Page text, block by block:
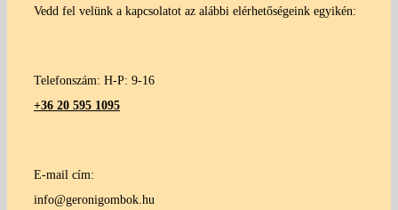
Vedd fel velünk a kapcsolatot az alábbi elérhetőségeink egyikén:
Telefonszám: H-P: 9-16
+36 20 595 1095
E-mail cím:
info@geronigombok.hu